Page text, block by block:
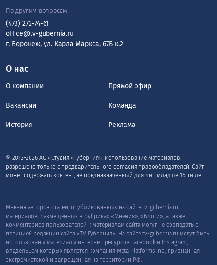
О нас
О компании Прямой эфир
Вакансии Команда
История Реклама
© 2013-2026 АО «Студия «Губерния». Использование материалов
разрешено только с предварительного согласия правообладателей. Сайт
может содержать контент, не предназначенный для лиц младше 16-ти лет.
По другим вопросам
(473) 272-74-61
office@tv-gubernia.ru
г. Воронеж, ул. Карла Маркса, 67Б к.2
Мнения авторов статей, опубликованных на сайте tv-gubernia.ru,
материалов, размещённых в рубриках «Мнения», «Блоги», а также
комментариев пользователей к материалам сайта могут не совпадать с
позицией редакции сайта «TV Губерния». На сайте tv-gubernia.ru могут быть
использованы материалы интернет-ресурсов Facebook и Instagram,
владельцем которых является компания Meta Platforms Inc., признанная
экстремистской и запрещённая на территории РФ.